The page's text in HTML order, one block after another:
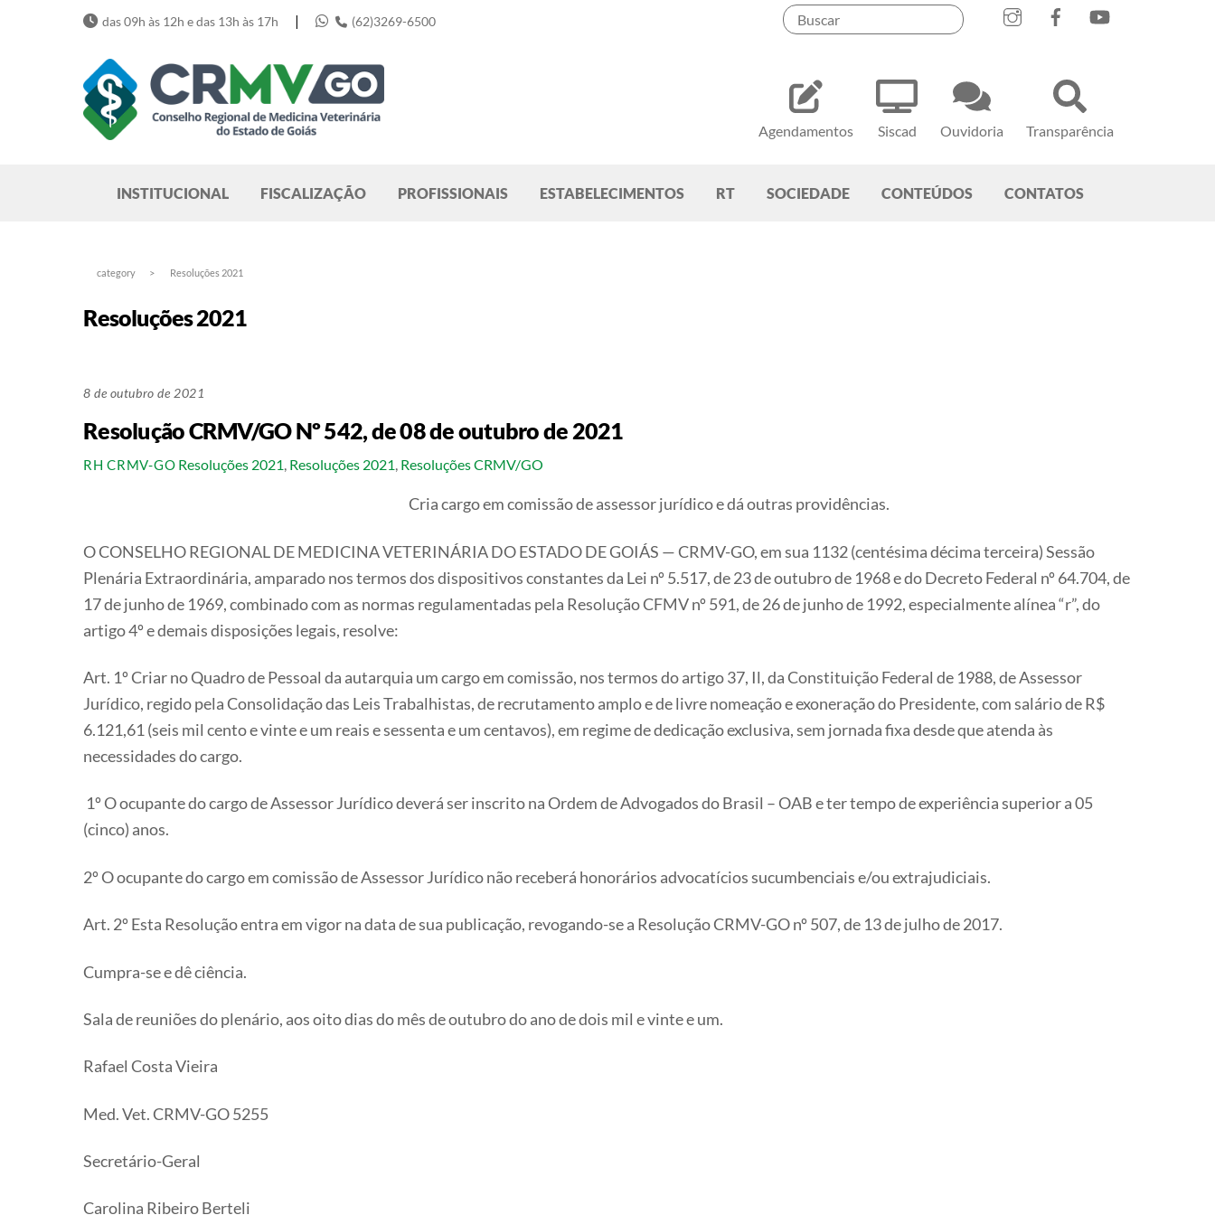
Agendamentos Siscad Ouvidoria Transparência
das 09h às 12h e das 13h às 17h | (62)3269-6500
INSTITUCIONAL FISCALIZAÇÃO PROFISSIONAIS ESTABELECIMENTOS RT SOCIEDADE CONTEÚDOS CONTATOS
category > Resoluções 2021
Resoluções 2021
8 de outubro de 2021
Resolução CRMV/GO Nº 542, de 08 de outubro de 2021
RH CRMV-GO Resoluções 2021, Resoluções 2021, Resoluções CRMV/GO
Cria cargo em comissão de assessor jurídico e dá outras providências.
O CONSELHO REGIONAL DE MEDICINA VETERINÁRIA DO ESTADO DE GOIÁS — CRMV-GO, em sua 1132 (centésima décima terceira) Sessão
Plenária Extraordinária, amparado nos termos dos dispositivos constantes da Lei nº 5.517, de 23 de outubro de 1968 e do Decreto Federal nº 64.704, de
17 de junho de 1969, combinado com as normas regulamentadas pela Resolução CFMV nº 591, de 26 de junho de 1992, especialmente alínea “r”, do
artigo 4º e demais disposições legais, resolve:
Art. 1º Criar no Quadro de Pessoal da autarquia um cargo em comissão, nos termos do artigo 37, Il, da Constituição Federal de 1988, de Assessor
Jurídico, regido pela Consolidação das Leis Trabalhistas, de recrutamento amplo e de livre nomeação e exoneração do Presidente, com salário de R$
6.121,61 (seis mil cento e vinte e um reais e sessenta e um centavos), em regime de dedicação exclusiva, sem jornada fixa desde que atenda às
necessidades do cargo.
1º O ocupante do cargo de Assessor Jurídico deverá ser inscrito na Ordem de Advogados do Brasil – OAB e ter tempo de experiência superior a 05
(cinco) anos.
2º O ocupante do cargo em comissão de Assessor Jurídico não receberá honorários advocatícios sucumbenciais e/ou extrajudiciais.
Art. 2º Esta Resolução entra em vigor na data de sua publicação, revogando-se a Resolução CRMV-GO nº 507, de 13 de julho de 2017.
Cumpra-se e dê ciência.
Sala de reuniões do plenário, aos oito dias do mês de outubro do ano de dois mil e vinte e um.
Rafael Costa Vieira
Med. Vet. CRMV-GO 5255
Secretário-Geral
Carolina Ribeiro Berteli